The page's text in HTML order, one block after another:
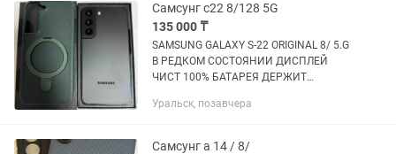
Самсунг с22 8/128 5G
135 000 ₸
SAMSUNG GALAXY S-22 ORIGINAL 8/ 5.G
В РЕДКОМ СОСТОЯНИИ ДИСПЛЕЙ
ЧИСТ 100% БАТАРЕЯ ДЕРЖИТ
ЧЕХОЛ / ОРИГИНАЛ ЗАРЯДКА /
ГАРАНТИЯ КАСПИЙ РАССРОЧКА 00-12
Уральск, позавчера
Самсунг а 14 / 8/